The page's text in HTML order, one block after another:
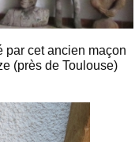
par cet ancien maçon
(près de Toulouse)